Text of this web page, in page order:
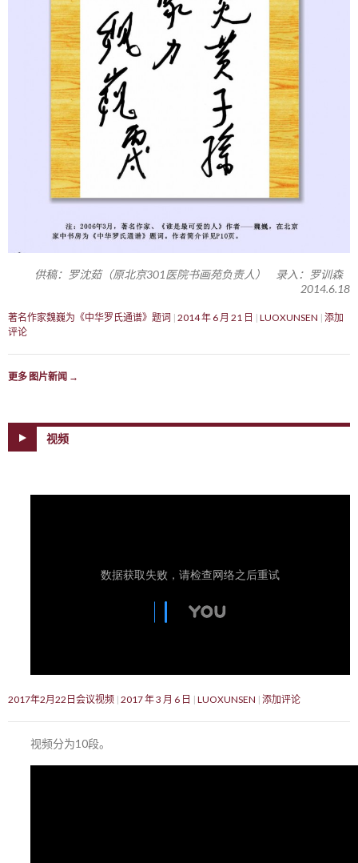
供稿：罗沈茹（原北京301医院书画苑负责人） 录入：罗训森
2014.6.18
著名作家魏巍为《中华罗氏通谱》题词 2014 年 6 月 21 日 LUOXUNSEN 添加
评论
更多 图片新闻 →
视频
2017年2月22日会议视频 2017 年 3 月 6 日 LUOXUNSEN 添加评论
视频分为10段。